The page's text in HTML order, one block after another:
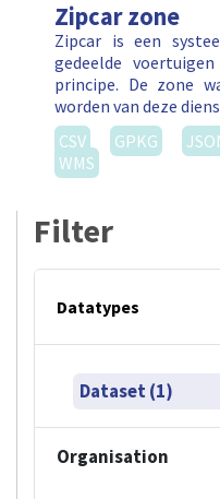
Zipcar zone
Zipcar is een
gedeelde
principe. De zone
worden van deze
CSV
GPKG
WMS
Filter
Datatypes
Dataset (1)
Organisation